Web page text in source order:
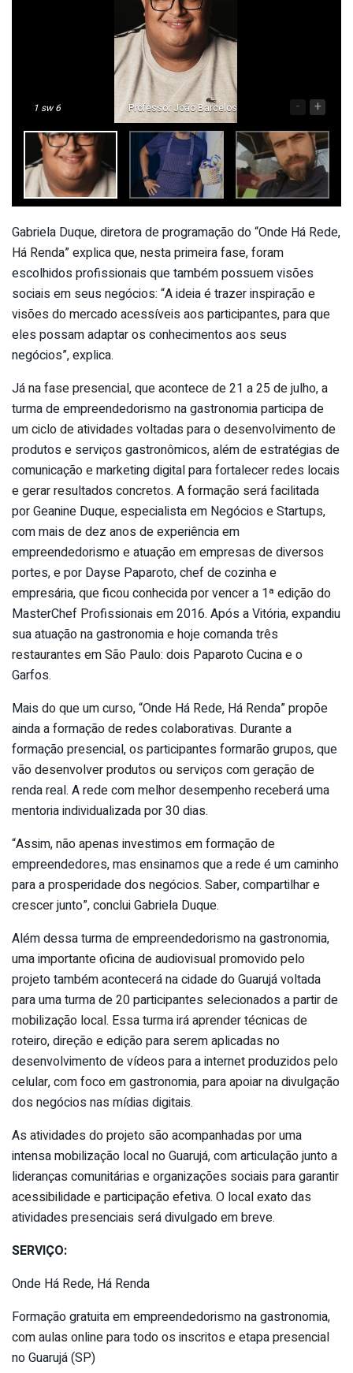
1 sw 6 Professor João Barcelos - +
Gabriela Duque, diretora de programação do “Onde Há Rede,
Há Renda” explica que, nesta primeira fase, foram
escolhidos profissionais que também possuem visões
sociais em seus negócios: “A ideia é trazer inspiração e
visões do mercado acessíveis aos participantes, para que
eles possam adaptar os conhecimentos aos seus
negócios”, explica.
Já na fase presencial, que acontece de 21 a 25 de julho, a
turma de empreendedorismo na gastronomia participa de
um ciclo de atividades voltadas para o desenvolvimento de
produtos e serviços gastronômicos, além de estratégias de
comunicação e marketing digital para fortalecer redes locais
e gerar resultados concretos. A formação será facilitada
por Geanine Duque, especialista em Negócios e Startups,
com mais de dez anos de experiência em
empreendedorismo e atuação em empresas de diversos
portes, e por Dayse Paparoto, chef de cozinha e
empresária, que ficou conhecida por vencer a 1ª edição do
MasterChef Profissionais em 2016. Após a Vitória, expandiu
sua atuação na gastronomia e hoje comanda três
restaurantes em São Paulo: dois Paparoto Cucina e o
Garfos.
Mais do que um curso, “Onde Há Rede, Há Renda” propõe
ainda a formação de redes colaborativas. Durante a
formação presencial, os participantes formarão grupos, que
vão desenvolver produtos ou serviços com geração de
renda real. A rede com melhor desempenho receberá uma
mentoria individualizada por 30 dias.
“Assim, não apenas investimos em formação de
empreendedores, mas ensinamos que a rede é um caminho
para a prosperidade dos negócios. Saber, compartilhar e
crescer junto”, conclui Gabriela Duque.
Além dessa turma de empreendedorismo na gastronomia,
uma importante oficina de audiovisual promovido pelo
projeto também acontecerá na cidade do Guarujá voltada
para uma turma de 20 participantes selecionados a partir de
mobilização local. Essa turma irá aprender técnicas de
roteiro, direção e edição para serem aplicadas no
desenvolvimento de vídeos para a internet produzidos pelo
celular, com foco em gastronomia, para apoiar na divulgação
dos negócios nas mídias digitais.
As atividades do projeto são acompanhadas por uma
intensa mobilização local no Guarujá, com articulação junto a
lideranças comunitárias e organizações sociais para garantir
acessibilidade e participação efetiva. O local exato das
atividades presenciais será divulgado em breve.
SERVIÇO:
Onde Há Rede, Há Renda
Formação gratuita em empreendedorismo na gastronomia,
com aulas online para todo os inscritos e etapa presencial
no Guarujá (SP)